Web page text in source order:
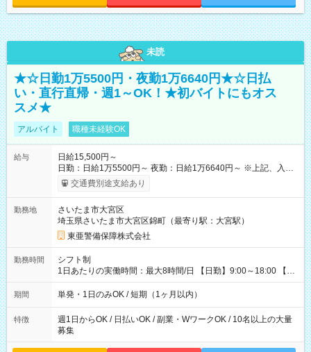
未読
★☆日勤1万5500円・夜勤1万6640円★☆日払
い・直行直帰・週1～OK！★初バイトにもオス
スメ★
アルバイト 職種未経験OK
給与
日給15,500円～
日勤：日給1万5500円～ 夜勤：日給1万6640円～ ※上記、入社
祝手当4000円含む(25勤務まで) ┗新任研修の終了から100日以内
┗規定あり ／ 経験や年齢を問わず、 頑張った方全員に支給され
日給は全額支給！ ■月22日以上勤務すると… 日給1000円UP！ ■
日払い・週払い・前払いOK！ 給与即時払いサービス『クリア
(CRIA)』で 最短当日にコンビニATMから 現金で給与を受け取れ
ます♪ ※稼働分・規定あり ■法定研修(7h×3日間)中も 手当をしっ
かり【3万円】支給！ ┗研修手当の一部(9，000円)は手渡しで支
給 ┗昼食代も別途支給(500円×3日間） ┗研修期間中も交通費全
交通費別途支給あり
勤務地
さいたま市大宮区
埼玉県さいたま市大宮区錦町（最寄り駅：大宮駅）
東亜警備保障株式会社
勤務時間
シフト制
1日あたりの実働時間：最大8時間/日 【日勤】9:00～18:00 【夜
勤】20:00～翌5:00 ・【日勤のみ】【夜勤のみ】もOK♪ ・自分
の都合に合わせて稼げます◎ ・シフトの申告は電話・メールで
ライベートの予定に 合わせて好きな時など、自由に働けます
期間 単発・1日のみOK / 短期（1ヶ月以内）
特徴
週1日からOK / 日払いOK / 副業・WワークOK / 10名以上の大量
募集